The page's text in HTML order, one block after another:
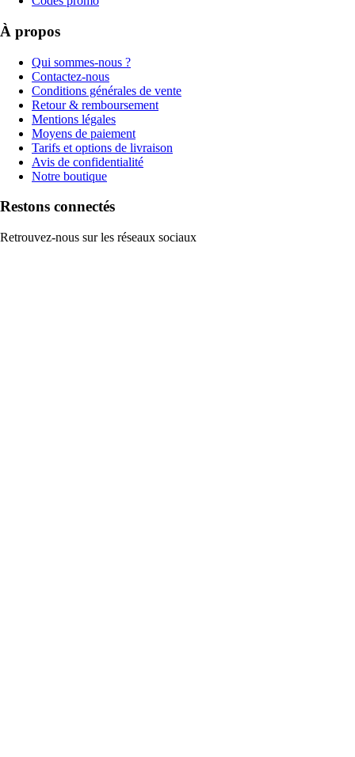
À propos
Qui sommes-nous ?
Contactez-nous
Conditions générales de vente
Retour & remboursement
Mentions légales
Moyens de paiement
Tarifs et options de livraison
Avis de confidentialité
Notre boutique
Restons connectés
Retrouvez-nous sur les réseaux sociaux